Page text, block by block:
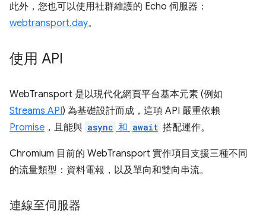
此外，您也可以使用社群維護的 Echo 伺服器：
webtransport.day。
使用 API
WebTransport 是以現代化網頁平台基本元素 (例如
Streams API) 為基礎設計而成，這項 API 嚴重依賴
Promise ，且能與 async 和 await 搭配運作。
Chromium 目前的 WebTransport 實作項目支援三種不同
的流量類型：資料電報，以及單向和雙向串流。
連線至伺服器